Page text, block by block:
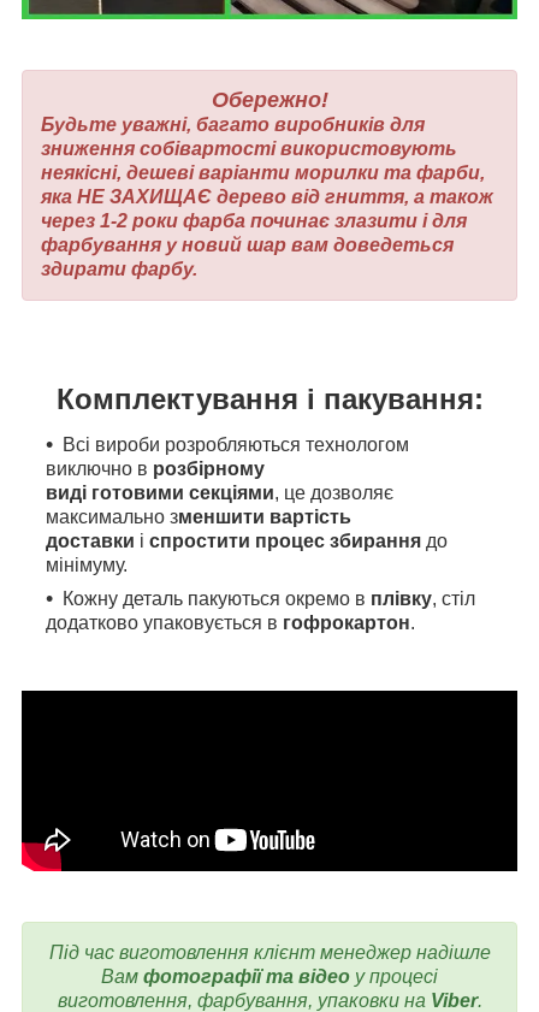
Обережно!
Будьте уважні, багато виробників для
зниження собівартості використовують
неякісні, дешеві варіанти морилки та фарби,
яка НЕ ЗАХИЩАЄ дерево від гниття, а також
через 1-2 роки фарба починає злазити і для
фарбування у новий шар вам доведеться
здирати фарбу.
Комплектування і пакування:
Всі вироби розробляються технологом
виключно в розбірному
виді готовими секціями, це дозволяє
максимально зменшити вартість
доставки і спростити процес збирання до
мінімуму.
Кожну деталь пакуються окремо в плівку, стіл
додатково упаковується в гофрокартон.
Під час виготовлення клієнт менеджер надішле
Вам фотографії та відео у процесі
виготовлення, фарбування, упаковки на Viber.